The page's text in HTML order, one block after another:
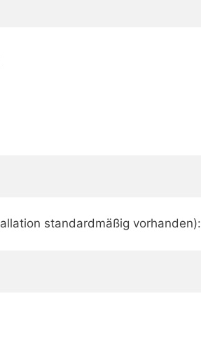
standardmäßig vorhanden):